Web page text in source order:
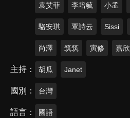
袁艾菲 李培毓 小孟
駱安琪 覃詩云 Sissi
尚澤 筑筑 寅修 嘉欣
主持 胡瓜 Janet
國別 台灣
語言 國語